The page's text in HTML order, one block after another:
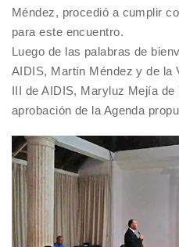
Méndez, procedió a cumplir
para este encuentro.
Luego de las palabras de
AIDIS, Martín Méndez y de la
III de AIDIS, Maryluz Mejía
aprobación de la Agenda